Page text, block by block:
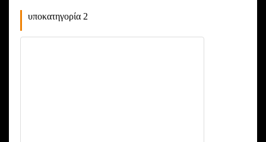
υποκατηγορία 2